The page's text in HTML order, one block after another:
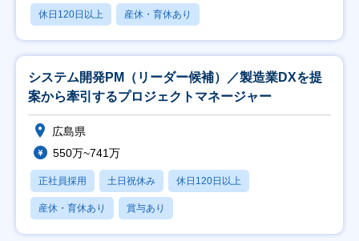
休日120日以上 産休・育休あり
システム開発PM（リーダー候補）／製造業DXを提
案から牽引するプロジェクトマネージャー
広島県
550万~741万
正社員採用 土日祝休み 休日120日以上
産休・育休あり 賞与あり